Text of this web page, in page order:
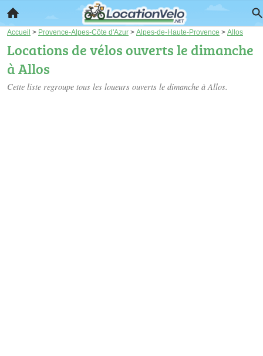
Accueil > Provence-Alpes-Côte d'Azur > Alpes-de-Haute-Provence > Allos
Locations de vélos ouverts le dimanche
à Allos
Cette liste regroupe tous les loueurs ouverts le dimanche à Allos.